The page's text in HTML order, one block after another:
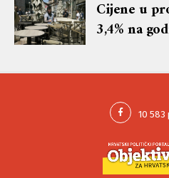
Cijene u
3,4% na